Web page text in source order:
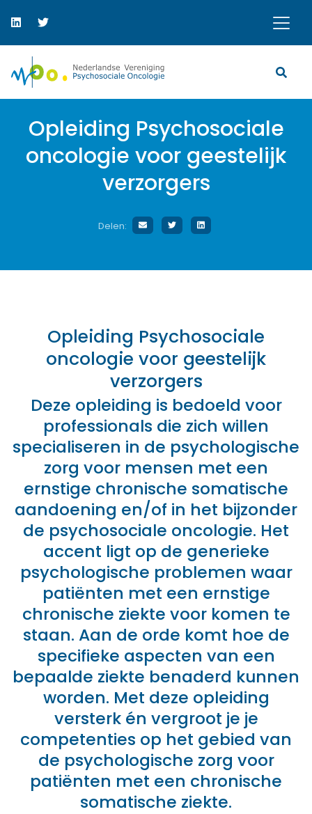
Opleiding Psychosociale
oncologie voor geestelijk
verzorgers
Delen:
Opleiding Psychosociale
oncologie voor geestelijk
verzorgers
Deze opleiding is bedoeld voor
professionals die zich willen
specialiseren in de psychologische
zorg voor mensen met een
ernstige chronische somatische
aandoening en/of in het bijzonder
de psychosociale oncologie. Het
accent ligt op de generieke
psychologische problemen waar
patiënten met een ernstige
chronische ziekte voor komen te
staan. Aan de orde komt hoe de
specifieke aspecten van een
bepaalde ziekte benaderd kunnen
worden. Met deze opleiding
versterk én vergroot je je
competenties op het gebied van
de psychologische zorg voor
patiënten met een chronische
somatische ziekte.